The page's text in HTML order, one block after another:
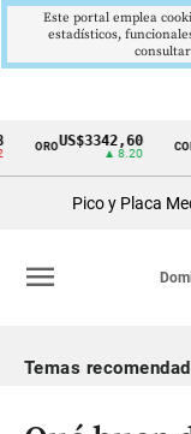
Cintillo
Colombia
OROUS$3342,60
▲ 8.20
Pico y Placa
menu
Temas
Este portal emplea
estadísticos,